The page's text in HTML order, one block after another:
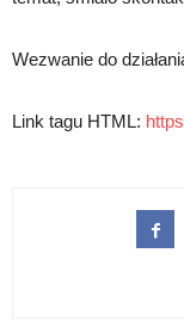
Wezwanie do
Link tagu HTML: